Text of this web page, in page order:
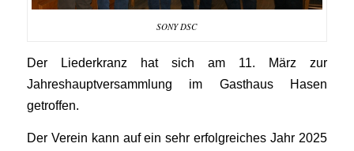
SONY DSC
Der Liederkranz hat sich am 11. März zur
Jahreshauptversammlung im Gasthaus Hasen
getroffen.
Der Verein kann auf ein sehr erfolgreiches Jahr 2025